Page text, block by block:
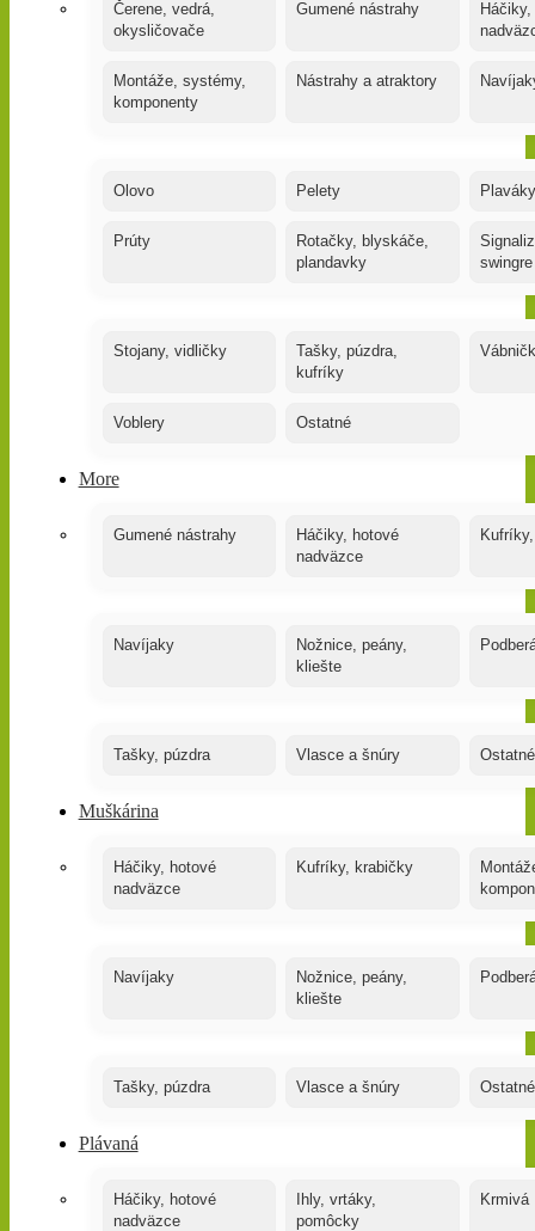
Čerene, vedrá,
okysličovače
Gumené nástrahy
Montáže, systémy,
komponenty
Nástrahy a atraktory
Olovo Pelety
Prúty
Rotačky, blyskáče,
plandavky
swingre
Stojany, vidličky
Tašky, púzdra,
kufríky
Voblery Ostatné
More
Gumené nástrahy
Háčiky, hotové
nadväzce
Navíjaky
Nožnice, peány,
kliešte
Tašky, púzdra Vlasce a šnúry Ostatné
Muškárina
Háčiky, hotové
nadväzce
Kufríky, krabičky
Navíjaky
Nožnice, peány,
kliešte
Tašky, púzdra Vlasce a šnúry
Plávaná
Háčiky, hotové
nadväzce
Ihly, vrtáky,
pomôcky
Krmivá